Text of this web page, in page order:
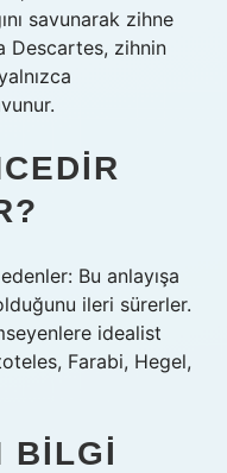
savunarak zihne
Descartes, zihnin
Bu anlayışa
ileri sürerler.
idealist
Farabi, Hegel,
BILGI